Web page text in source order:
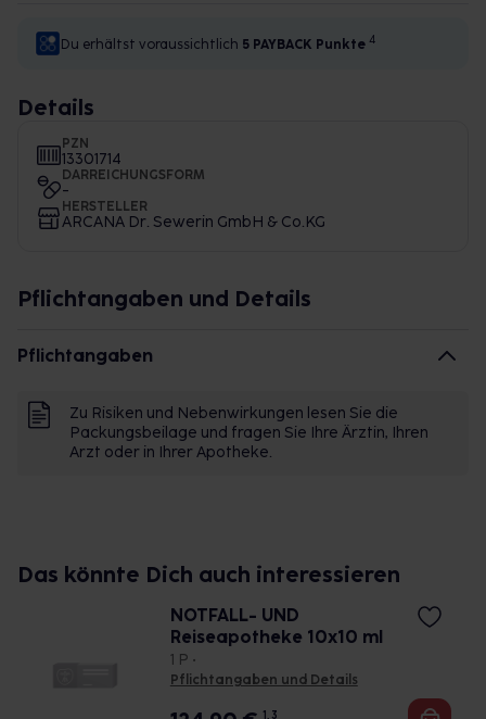
Du erhältst voraussichtlich 5 PAYBACK Punkte 4
Details
PZN
13301714
DARREICHUNGSFORM
-
HERSTELLER
ARCANA Dr. Sewerin GmbH & Co.KG
Pflichtangaben und Details
Pflichtangaben
Zu Risiken und Nebenwirkungen lesen Sie die
Packungsbeilage und fragen Sie Ihre Ärztin, Ihren
Arzt oder in Ihrer Apotheke.
Das könnte Dich auch interessieren
NOTFALL- UND
Reiseapotheke 10x10 ml
1 P •
Pflichtangaben und Details
1, 3